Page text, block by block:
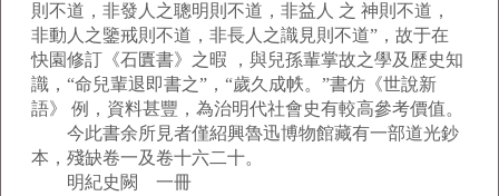
則不道，非發人之聰明則不道，非益人 之 神則不道，
非動人之鑒戒則不道，非長人之識見則不道”，故于在
快園修訂《石匱書》之暇 ，與兒孫輩掌故之學及歷史知
識，“命兒輩退即書之”，“歲久成帙。”書仿《世說新
語》 例，資料甚豐，為治明代社會史有較高參考價值。
今此書余所見者僅紹興魯迅博物館藏有一部道光鈔
本，殘缺卷一及卷十六二十。
明紀史闕 一冊